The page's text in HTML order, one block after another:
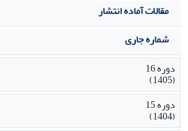
مقالات آماده انتشار
شماره جاری
دوره 16
(1405)
دوره 15
(1404)